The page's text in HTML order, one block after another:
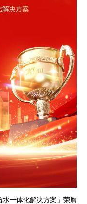
一体化解决方案」荣膺